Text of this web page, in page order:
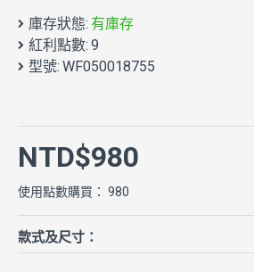
庫存狀態: 有庫存
紅利點數: 9
型號: WF050018755
NTD$980
使用點數購買： 980
款式及尺寸：